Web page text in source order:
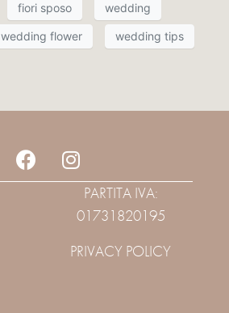
fiori sposo wedding
wedding flower wedding tips
PARTITA IVA:
01731820195
PRIVACY POLICY